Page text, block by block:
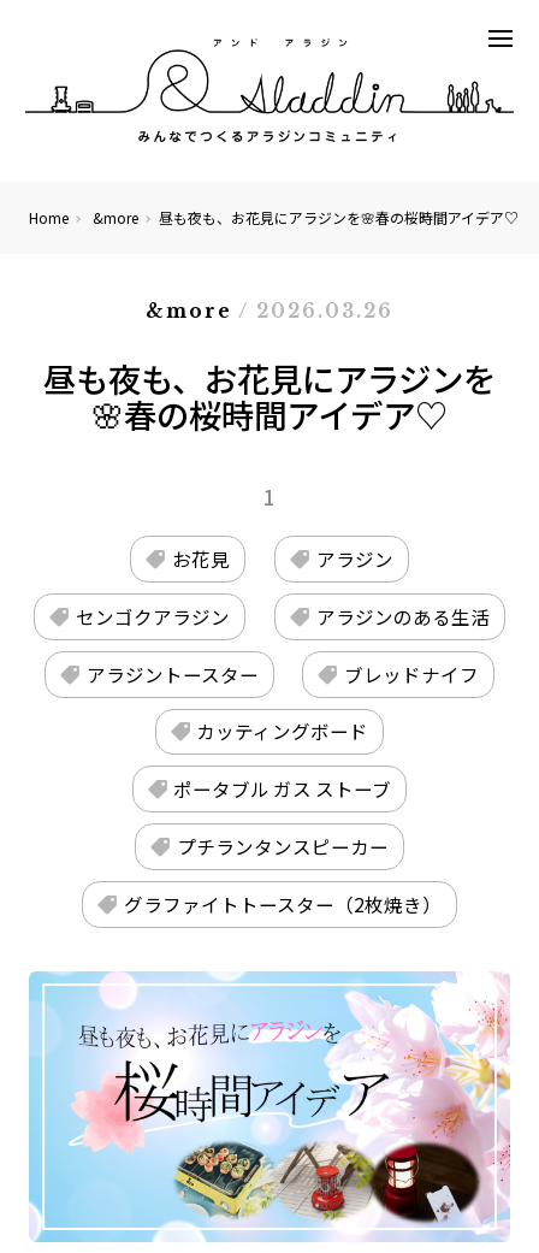
Home &more 昼も夜も、お花見にアラジンを🌸春の桜時間アイデア♡
&more / 2026.03.26
昼も夜も、お花見にアラジンを
🌸春の桜時間アイデア♡
1
お花見 アラジン
センゴクアラジン アラジンのある生活
アラジントースター ブレッドナイフ
カッティングボード
ポータブル ガス ストーブ
プチランタンスピーカー
グラファイトトースター（2枚焼き）